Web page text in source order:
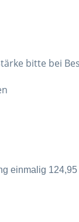
bei
einmalig